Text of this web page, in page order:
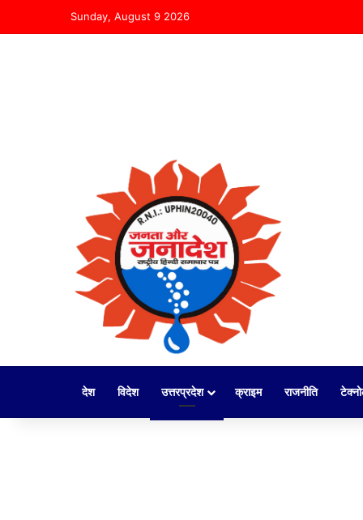
Sunday, August 9 2026
देश विदेश उत्तरप्रदेश क्राइम राजनीति